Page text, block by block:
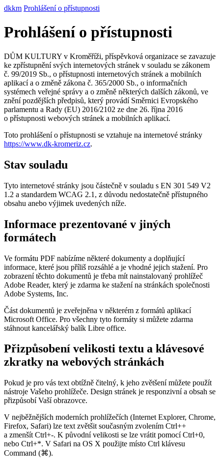
dkkm Prohlášení o přístupnosti
Prohlášení o přístupnosti
DŮM KULTURY v Kroměříži, příspěvková organizace se zavazuje
ke zpřístupnění svých internetových stránek v souladu se zákonem
č. 99/2019 Sb., o přístupnosti internetových stránek a mobilních
aplikací a o změně zákona č. 365/2000 Sb., o informačních
systémech veřejné správy a o změně některých dalších zákonů, ve
znění pozdějších předpisů, který provádí Směrnici Evropského
parlamentu a Rady (EU) 2016/2102 ze dne 26. října 2016
o přístupnosti webových stránek a mobilních aplikací.
Toto prohlášení o přístupnosti se vztahuje na internetové stránky
https://www.dk-kromeriz.cz.
Stav souladu
Tyto internetové stránky jsou částečně v souladu s EN 301 549 V2
1.2 a standardem WCAG 2.1, z důvodu nedostatečně přístupného
obsahu anebo výjimek uvedených níže.
Informace prezentované v jiných
formátech
Ve formátu PDF nabízíme některé dokumenty a doplňující
informace, které jsou příliš rozsáhlé a je vhodné jejich stažení. Pro
zobrazení těchto dokumentů je třeba mít nainstalovaný prohlížeč
Adobe Reader, který je zdarma ke stažení na stránkách společnosti
Adobe Systems, Inc.
Část dokumentů je zveřejněna v některém z formátů aplikací
Microsoft Office. Pro všechny tyto formáty si můžete zdarma
stáhnout kancelářský balík Libre office.
Přizpůsobení velikosti textu a klávesové
zkratky na webových stránkách
Pokud je pro vás text obtížně čitelný, k jeho zvětšení můžete použít
nástroje Vašeho prohlížeče. Design stránek je responzivní a obsah se
přizpůsobí Vaší obrazovce.
V nejběžnějších moderních prohlížečích (Internet Explorer, Chrome,
Firefox, Safari) lze text zvětšit současným zvolením Ctrl++
a zmenšít Ctrl+-. K původní velikosti se lze vrátit pomocí Ctrl+0,
nebo Ctrl+*. V Safari na OS X použijte místo Ctrl klávesu
Command (⌘).